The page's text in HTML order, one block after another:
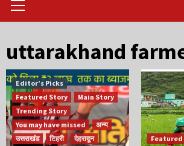
Menu
uttarakhand
Editor’s Picks
Featured Story
Main Story
Trending Story
You may have missed
अन्य
उत्तराखंड
टिहरी
देहरादून